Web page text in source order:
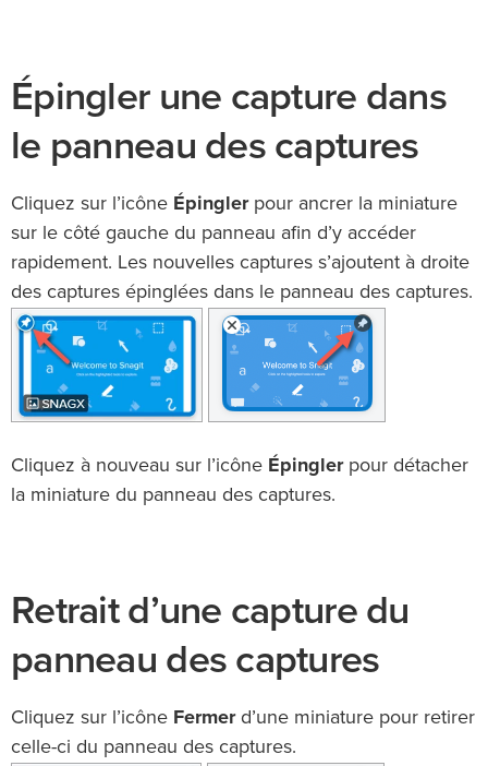
Épingler une capture dans
le panneau des captures
Cliquez sur l’icône Épinglerpour ancrer la miniature
sur le côté gauche du panneau afin d’y accéder
rapidement. Les nouvelles captures s’ajoutent à droite
des captures épinglées dans le panneau des captures.
Cliquez à nouveau sur l’icône Épinglerpour détacher
la miniature du panneau des captures.
Retrait d’une capture du
panneau des captures
Cliquez sur l’icône Fermerd’une miniature pour retirer
celle-ci du panneau des captures.